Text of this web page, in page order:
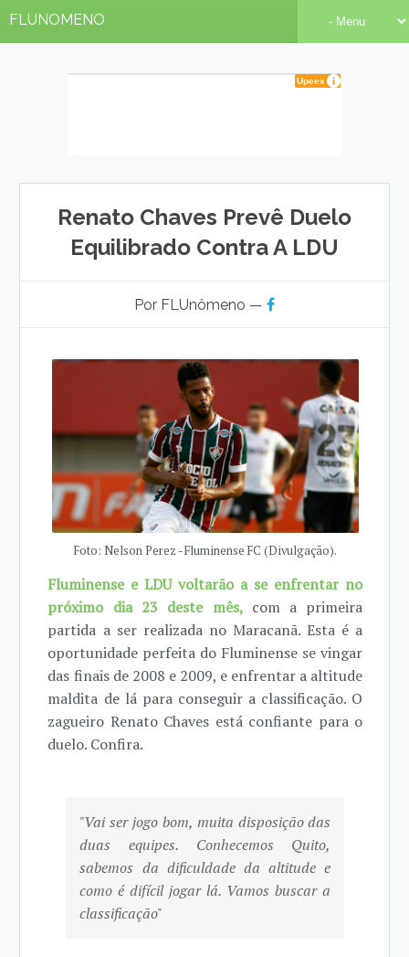
FLUNOMENO
Renato Chaves Prevê Duelo
Equilibrado Contra A LDU
Por FLUnômeno —
Foto: Nelson Perez - Fluminense FC (Divulgação).
Fluminense e LDU voltarão a se enfrentar no
próximo dia 23 deste mês, com a primeira
partida a ser realizada no Maracanã. Esta é a
oportunidade perfeita do Fluminense se vingar
das finais de 2008 e 2009, e enfrentar a altitude
maldita de lá para conseguir a classificação. O
zagueiro Renato Chaves está confiante para o
duelo. Confira.
"Vai ser jogo bom, muita disposição das
duas equipes. Conhecemos Quito,
sabemos da dificuldade da altitude e
como é difícil jogar lá. Vamos buscar a
classificação"